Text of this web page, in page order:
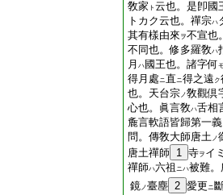
敎家 ト 云也。是卽國
トカク云也。禪宗ハ
其有樣由來 ヲ不宣也
不同也。修多羅敎ハ
月 ハ 國王也。諸字何
得月處ニ直ニ得之遠 ク
也。天台宗ノ敎觀倶
心也。眞言敎ハ舌相
麁言軟語皆歸第一
問。傳敎大師唐土ノ
唐土禪師 1 寺ヲ イ
禪師ハ六祖 ニハ被難。
鏡ノ臺塵 2 愛更ニ